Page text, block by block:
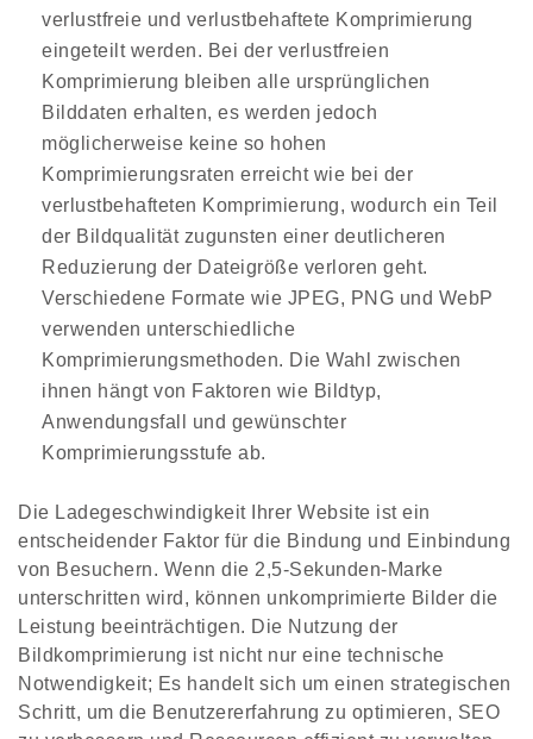
verlustfreie und verlustbehaftete Komprimierung
eingeteilt werden. Bei der verlustfreien
Komprimierung bleiben alle ursprünglichen
Bilddaten erhalten, es werden jedoch
möglicherweise keine so hohen
Komprimierungsraten erreicht wie bei der
verlustbehafteten Komprimierung, wodurch ein Teil
der Bildqualität zugunsten einer deutlicheren
Reduzierung der Dateigröße verloren geht.
Verschiedene Formate wie JPEG, PNG und WebP
verwenden unterschiedliche
Komprimierungsmethoden. Die Wahl zwischen
ihnen hängt von Faktoren wie Bildtyp,
Anwendungsfall und gewünschter
Komprimierungsstufe ab.
Die Ladegeschwindigkeit Ihrer Website ist ein
entscheidender Faktor für die Bindung und Einbindung
von Besuchern. Wenn die 2,5-Sekunden-Marke
unterschritten wird, können unkomprimierte Bilder die
Leistung beeinträchtigen. Die Nutzung der
Bildkomprimierung ist nicht nur eine technische
Notwendigkeit; Es handelt sich um einen strategischen
Schritt, um die Benutzererfahrung zu optimieren, SEO